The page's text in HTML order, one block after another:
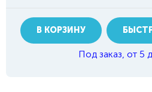
В КОРЗИНУ
Под заказ, от 5